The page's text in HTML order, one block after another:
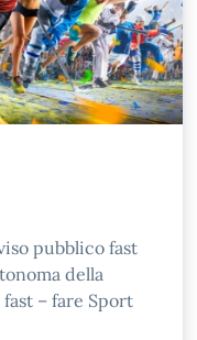
pubblico fast
della
fast – fare Sport